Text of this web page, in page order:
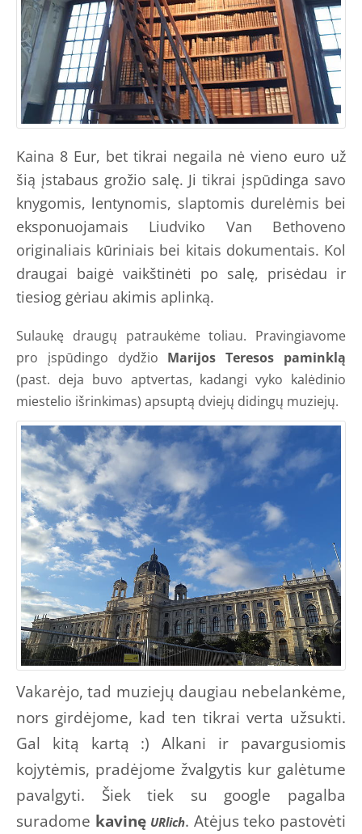
Kaina 8 Eur, bet tikrai negaila nė vieno euro už
šią įstabaus grožio salę. Ji tikrai įspūdinga savo
knygomis, lentynomis, slaptomis durelėmis bei
eksponuojamais Liudviko Van Bethoveno
originaliais kūriniais bei kitais dokumentais. Kol
draugai baigė vaikštinėti po salę, prisėdau ir
tiesiog gėriau akimis aplinką.
Sulaukę draugų patraukėme toliau. Pravingiavome
pro įspūdingo dydžio Marijos Teresos paminklą
(past. deja buvo aptvertas, kadangi vyko kalėdinio
miestelio išrinkimas) apsuptą dviejų didingų muziejų.
Vakarėjo, tad muziejų daugiau nebelankėme,
nors girdėjome, kad ten tikrai verta užsukti.
Gal kitą kartą :) Alkani ir pavargusiomis
kojytėmis, pradėjome žvalgytis kur galėtume
pavalgyti. Šiek tiek su google pagalba
suradome kavinę URlich. Atėjus teko pastovėti